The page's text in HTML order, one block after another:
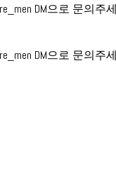
DM으로 문의주
DM으로 문의주